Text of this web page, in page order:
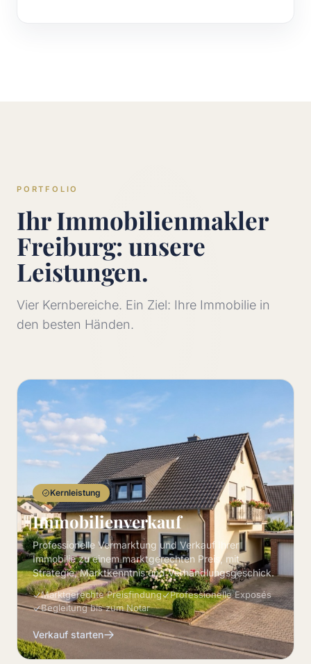
PORTFOLIO
Ihr Immobilienmakler
Freiburg: unsere
Leistungen.
Vier Kernbereiche. Ein Ziel: Ihre Immobilie in
den besten Händen.
Kernleistung
Immobilienverkauf
Professionelle Vermarktung und Verkauf Ihrer
Immobilie zu einem marktgerechten Preis, mit
Strategie, Marktkenntnis und Verhandlungsgeschick.
Marktgerechte Preisfindung
Professionelle Exposés
Begleitung bis zum Notar
Verkauf starten